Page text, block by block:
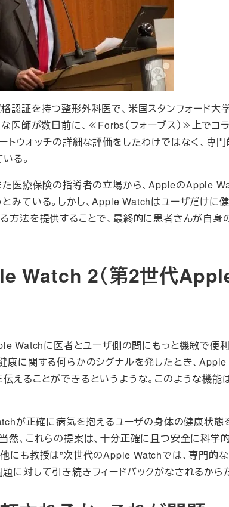
認証を持つ整形外科医で、米国スタンフォード
医師が数日前に、≪Forbs（フォーブス）≫上で
トウォッチの詳細な評価をしたわけではなく、専
る。
た医療保険の指導者の立場から、AppleのApple
みている。しかし、Apple Watchはユーザだけに
方法を提供することで、最終的に患者さんが自
Watch 2（第2世代
Watchに医者とユーザ側の間にもっと機敏で便
康に関する何らかのシグナルを発したとき、
えることができるというような。このような機
が正確に病気を抱えるユーザの身体の健康状態
然、これらの提案は、十分正確に且つ安全に科
にも教授は”次世代のApple Watchでは、専門的
に対して引き続きフィードバックがなされるから